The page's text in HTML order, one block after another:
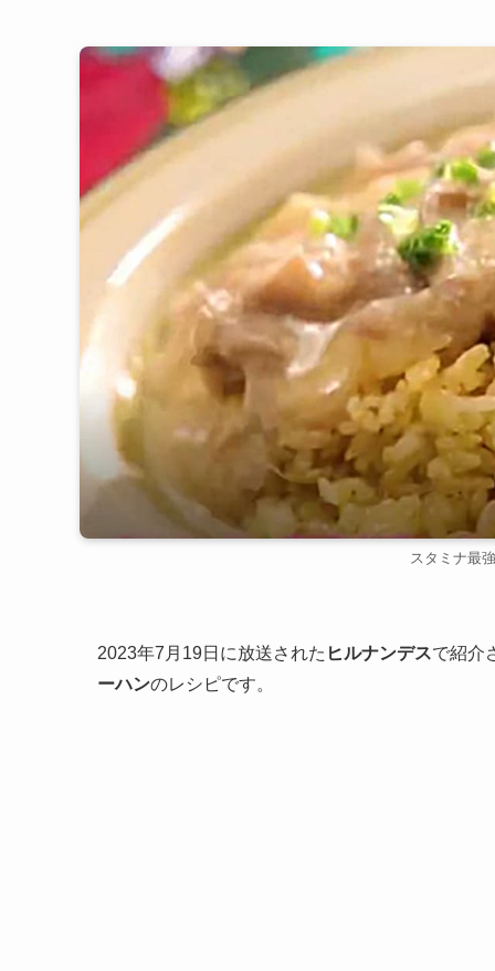
スタミナ最
2023年7月19日に放送された ヒルナンデスで紹介
ーハンのレシピです。